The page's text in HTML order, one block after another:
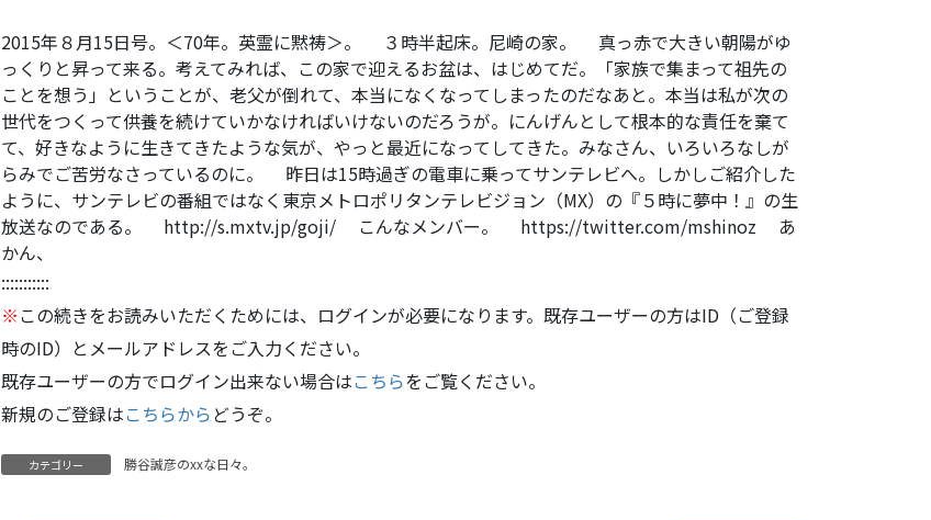
2015年８月15日号。＜70年。英霊に黙祷＞。 ３時半起床。尼崎の家。 真っ赤で大きい朝陽がゆ
っくりと昇って来る。考えてみれば、この家で迎えるお盆は、はじめてだ。「家族で集まって祖先の
ことを想う」ということが、老父が倒れて、本当になくなってしまったのだなあと。本当は私が次の
世代をつくって供養を続けていかなければいけないのだろうが。にんげんとして根本的な責任を棄て
て、好きなように生きてきたような気が、やっと最近になってしてきた。みなさん、いろいろなしが
らみでご苦労なさっているのに。 昨日は15時過ぎの電車に乗ってサンテレビへ。しかしご紹介した
ように、サンテレビの番組ではなく東京メトロポリタンテレビジョン（MX）の『５時に夢中！』の生
放送なのである。 http://s.mxtv.jp/goji/ こんなメンバー。 https://twitter.com/mshinoz あ
かん、
:::::::::::
※ この続きをお読みいただくためには、ログインが必要になります。既存ユーザーの方はID（ご登録
時のID）とメールアドレスをご入力ください。
既存ユーザーの方でログイン出来ない場合はこちらをご覧ください。
新規のご登録はこちらから どうぞ。
カテゴリー 勝谷誠彦のxxな日々。